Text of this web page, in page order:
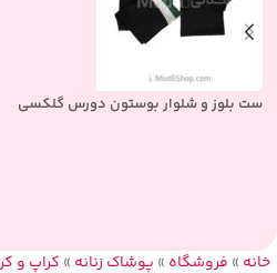
ست بلوز و شلوار بوستون دورس گلکسی
خانه » فروشگاه » پوشاک زنانه » کراپ و